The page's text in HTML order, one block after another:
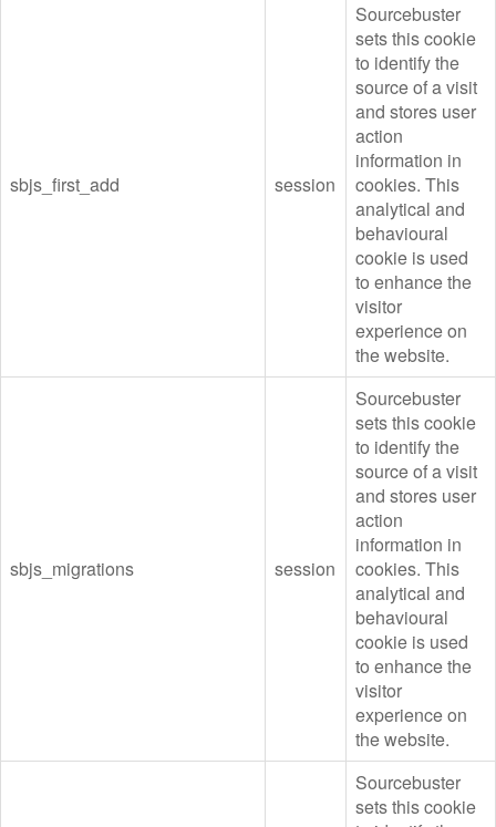
sbjs_first_add session
Sourcebuster
sets this cookie
to identify the
source of a visit
and stores user
action
information in
cookies. This
analytical and
behavioural
cookie is used
to enhance the
visitor
experience on
the website.
sbjs_migrations session
Sourcebuster
sets this cookie
to identify the
source of a visit
and stores user
action
information in
cookies. This
analytical and
behavioural
cookie is used
to enhance the
visitor
experience on
the website.
Sourcebuster
sets this cookie